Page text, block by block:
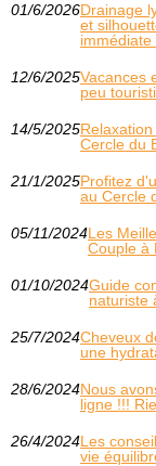
01/6/2026Drainage
et
12/6/2025Vacances
peu
14/5/2025
Cercle du
21/1/2025Profitez
au Cercle
05/11/2024Les
Couple à
01/10/2024Guide
naturiste
25/7/2024Cheveux
une
28/6/2024Nous
ligne !!!
26/4/2024Les
vie